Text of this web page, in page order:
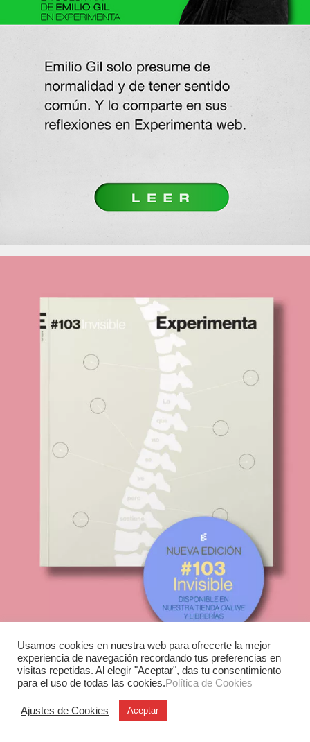
Experimenta
Usamos cookies en nuestra web para ofrecerte la mejor
experiencia de navegación recordando tus preferencias en
visitas repetidas. Al elegir "Aceptar", das tu consentimiento
para el uso de todas las cookies.Política de Cookies
Ajustes de Cookies Aceptar